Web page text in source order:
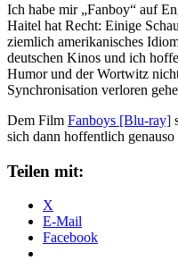
Ich habe mir „Fanboy“ auf
Haitel hat Recht: Einige
ziemlich amerikanisches
deutschen Kinos und ich
Humor und der Wortwitz
Synchronisation verloren
Dem Film Fanboys [Blu-ray]
sich dann hoffentlich
Teilen mit:
X
E-Mail
Facebook